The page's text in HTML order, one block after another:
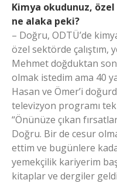
Kimya okudunuz, özel
ne alaka peki?
– Doğru, ODTÜ’de
özel sektörde çalıştım,
Mehmet doğduktan
olmak istedim ama 40
Hasan ve Ömer’i
televizyon programı
“Önünüze çıkan
Doğru. Bir de cesur
ettim ve bugünlere
yemekçilik kariyerim
kitaplar ve dergiler